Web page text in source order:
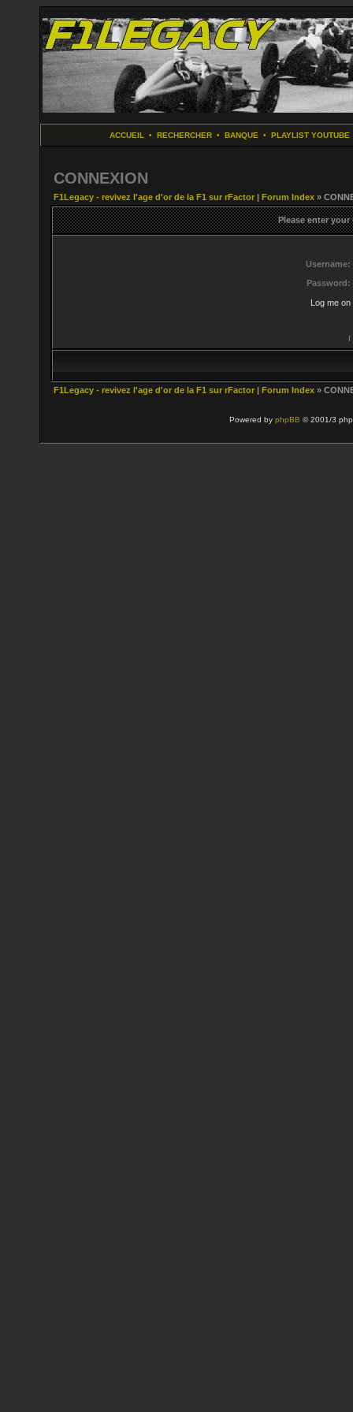
ACCUEIL • RECHERCHER• BANQUE • PLAYLIST YOUTUBE
CONNEXION
F1Legacy - revivez l'age d'or de la F1 sur rFactor | Forum Index »
Please enter
Username:
Password:
Log me
I
F1Legacy - revivez l'age d'or de la F1 sur rFactor | Forum Index »
Powered by phpBB © 2001/3